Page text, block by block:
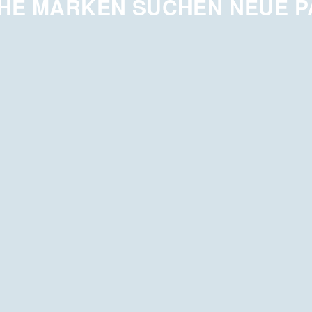
MARKEN SUCHEN NEUE